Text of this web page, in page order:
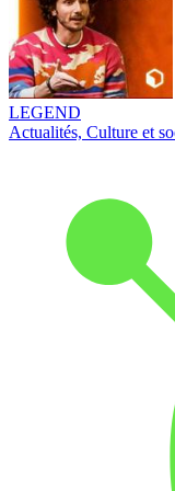
LEGEND
Actualités, Culture et